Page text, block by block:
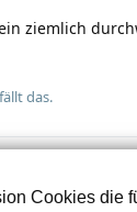
Cookies die
ziemlich
das.